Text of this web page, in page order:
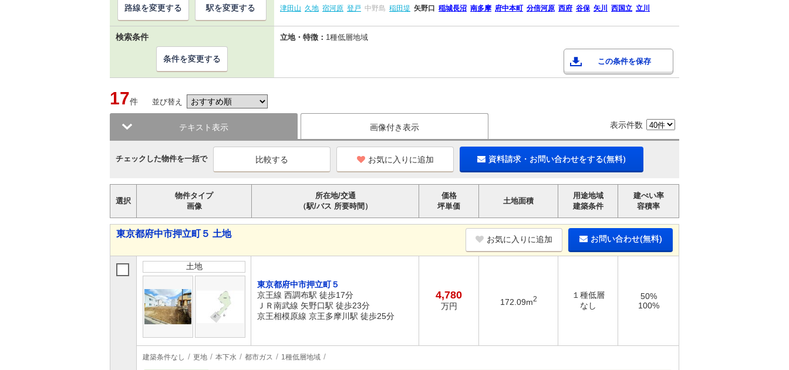
津田山 久地 宿河原 登戸 中野島 稲田堤 矢野口 稲城長沼 南多摩 府中本町 分倍河原 西府 谷保 矢川 西国立 立川
路線を変更する 駅を変更する
検索条件 立地・特徴： 1種低層地域
この条件を保存
条件を変更する
17件 並び替え
テキスト表示 画像付き表示 表示件数
チェックした物件を一括で お気に入りに追加 資料請求・お問い合わせをする(無料)
選択
物件タイプ
画像
所在地/交通
（駅/バス 所要時間）
価格
坪単価
土地面積
用途地域
建築条件
建ぺい率
容積率
東京都府中市押立町５ 土地
お気に入りに追加 お問い合わせ(無料)
土地
東京都府中市押立町５
京王線 西調布駅 徒歩17分
ＪＲ南武線 矢野口駅 徒歩23分
京王相模原線 京王多摩川駅 徒歩25分
4,780
万円 172.09m2
１種低層
なし
50%
100%
建築条件なし 更地 本下水 都市ガス 1種低層地域